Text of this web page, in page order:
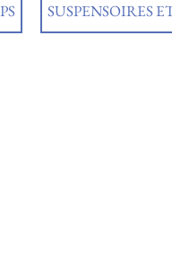
SUSPENSOIRES